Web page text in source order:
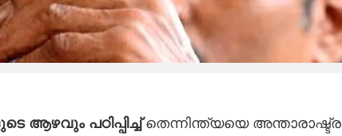
ആഴവും പഠിപ്പിച്ച്തെന്നിന്ത്യയെ അന്താരാഷ്ട്ര